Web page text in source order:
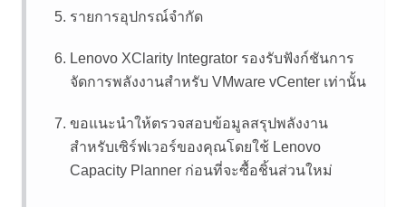
รายการอุปกรณ์จำกัด
Lenovo XClarity Integrator รองรับฟังก์ชันการ
จัดการพลังงานสำหรับ VMware vCenter เท่านั้น
ขอแนะนำให้ตรวจสอบข้อมูลสรุปพลังงาน
สำหรับเซิร์ฟเวอร์ของคุณโดยใช้ Lenovo
Capacity Planner ก่อนที่จะซื้อชิ้นส่วนใหม่